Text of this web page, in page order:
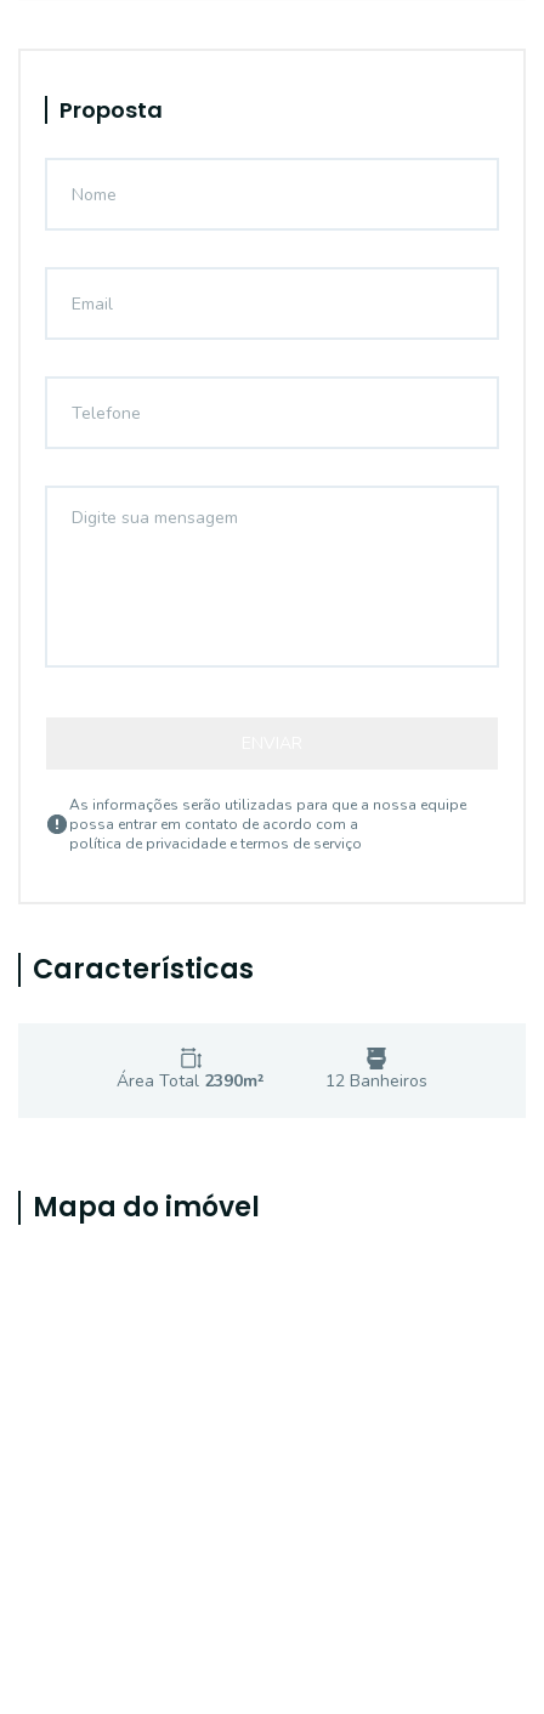
Proposta
As informações serão utilizadas para que a nossa equipe
possa entrar em contato de acordo com a
política de privacidade e termos de serviço
Características
Área Total 2390m² 12 Banheiros
Mapa do imóvel